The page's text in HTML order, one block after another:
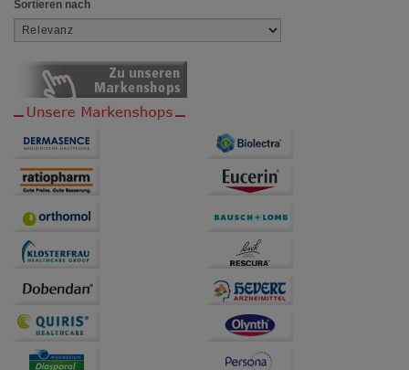
Sortieren nach